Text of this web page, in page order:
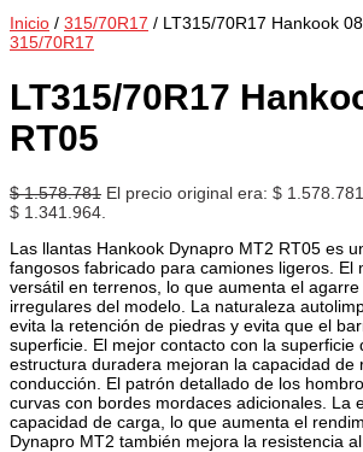
Inicio / 315/70R17 / LT315/70R17 Hankook
315/70R17
LT315/70R17
RT05
$1.578.781 El precio original era: $ 1.578.781.
$ 1.341.964.
Las llantas Hankook Dynapro MT2 RT05 es
fangosos fabricado para camiones ligeros.
versátil en terrenos, lo que aumenta el
irregulares del modelo. La naturaleza
evita la retención de piedras y evita que el
superficie. El mejor contacto con la
estructura duradera mejoran la capacidad
conducción. El patrón detallado de los
curvas con bordes mordaces adicionales. La
capacidad de carga, lo que aumenta el
Dynapro MT2 también mejora la resistencia al